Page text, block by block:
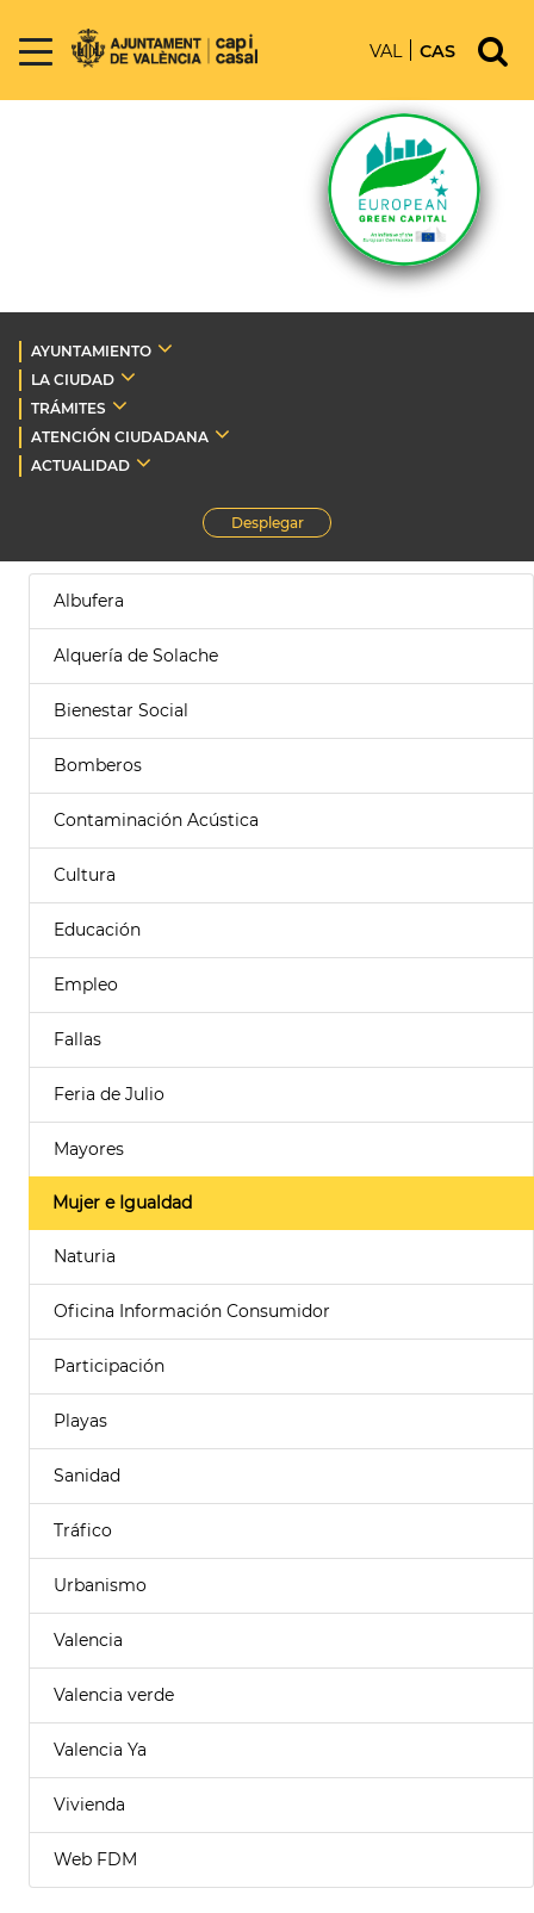
VAL CAS
AYUNTAMIENTO
LA CIUDAD
TRÁMITES
ATENCIÓN CIUDADANA
ACTUALIDAD
Desplegar
Albufera
Alquería de Solache
Bienestar Social
Bomberos
Contaminación Acústica
Cultura
Educación
Empleo
Fallas
Feria de Julio
Mayores
Mujer e Igualdad
Naturia
Oficina Información Consumidor
Participación
Playas
Sanidad
Tráfico
Urbanismo
Valencia
Valencia verde
Valencia Ya
Vivienda
Web FDM